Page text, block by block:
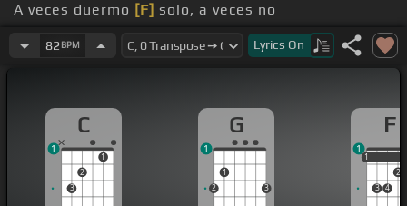
A veces duermo [F] solo, a veces no
fuiste,[C]
así es la cosa
82 BPM Lyrics On
C
3
2
1
1
G
2
1
3
1
F
1
3 4
2
1
1